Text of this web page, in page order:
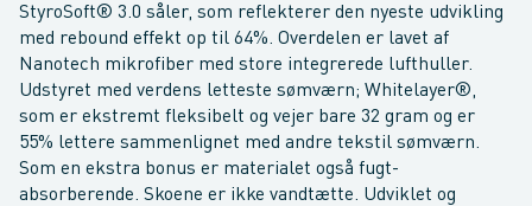
StyroSoft® 3.0 såler, som reflekterer den nyeste udvikling
med rebound effekt op til 64%. Overdelen er lavet af
Nanotech mikrofiber med store integrerede lufthuller.
Udstyret med verdens letteste sømværn; Whitelayer®,
som er ekstremt fleksibelt og vejer bare 32 gram og er
55% lettere sammenlignet med andre tekstil sømværn.
Som en ekstra bonus er materialet også fugt-
absorberende. Skoene er ikke vandtætte. Udviklet og